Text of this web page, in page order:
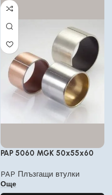
PAP 5060 MGK 50x55x60
PAP Плъзгащи втулки
Още